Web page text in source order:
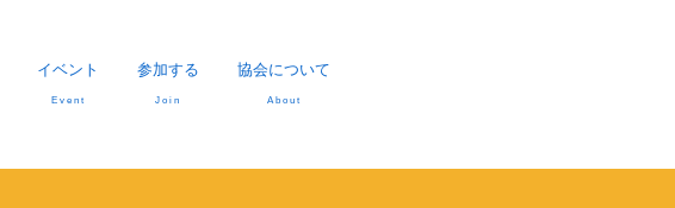
イベント
Event
参加する
Join
協会について
About